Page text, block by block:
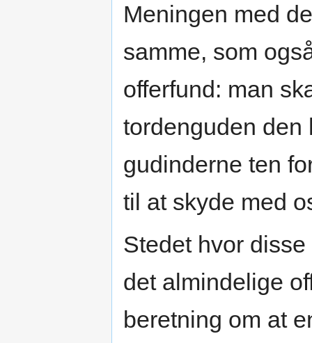
Meningen med
samme, som
offerfund: man
tordenguden den
gudinderne ten
til at skyde med
Stedet hvor
det almindelige
beretning om at